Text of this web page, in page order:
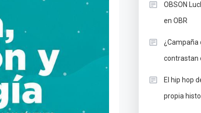
OBSON
en OBR
¿Campaña
contrastan
El hip hop
propia